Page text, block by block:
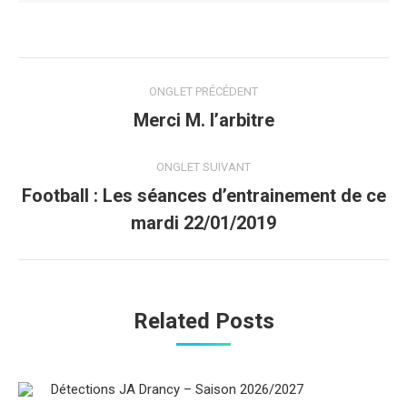
commentaire
ONGLET PRÉCÉDENT
Onglet
Merci M. l’arbitre
ONGLET SUIVANT
Onglet
suivant
Football : Les séances d’entrainement de ce
mardi 22/01/2019
Related Posts
Détections JA Drancy – Saison 2026/2027